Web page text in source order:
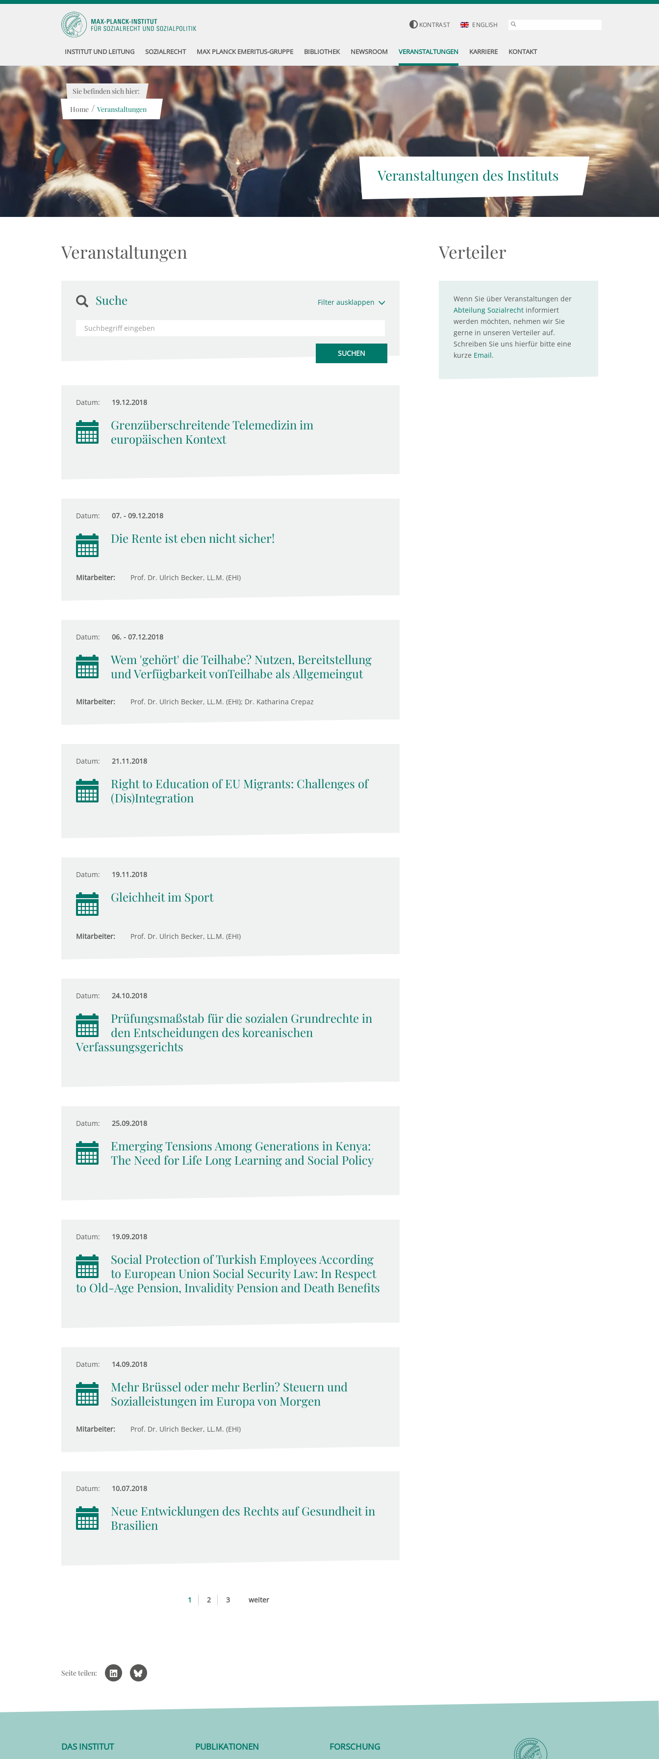
KONTRAST ENGLISH
INSTITUT UND LEITUNG SOZIALRECHT MAX PLANCK EMERITUS-GRUPPE BIBLIOTHEK NEWSROOM VERANSTALTUNGEN KARRIERE KONTAKT
Veranstaltungen des Instituts
Sie befinden sich hier:
Home / Veranstaltungen
Veranstaltungen
Suche Filter ausklappen
Datum: 19.12.2018
Grenzüberschreitende Telemedizin im
europäischen Kontext
Datum: 07. - 09.12.2018
Die Rente ist eben nicht sicher!
Mitarbeiter: Prof. Dr. Ulrich Becker, LL.M. (EHI)
Datum: 06. - 07.12.2018
Wem 'gehört' die Teilhabe? Nutzen, Bereitstellung
und Verfügbarkeit vonTeilhabe als Allgemeingut
Mitarbeiter: Prof. Dr. Ulrich Becker, LL.M. (EHI); Dr. Katharina Crepaz
Datum: 21.11.2018
Right to Education of EU Migrants: Challenges of
(Dis)Integration
Datum: 19.11.2018
Gleichheit im Sport
Mitarbeiter: Prof. Dr. Ulrich Becker, LL.M. (EHI)
Datum: 24.10.2018
Prüfungsmaßstab für die sozialen Grundrechte in
den Entscheidungen des koreanischen
Verfassungsgerichts
Datum: 25.09.2018
Emerging Tensions Among Generations in Kenya:
The Need for Life Long Learning and Social Policy
Datum: 19.09.2018
Social Protection of Turkish Employees According
to European Union Social Security Law: In Respect
to Old-Age Pension, Invalidity Pension and Death Benefits
Datum: 14.09.2018
Mehr Brüssel oder mehr Berlin? Steuern und
Sozialleistungen im Europa von Morgen
Mitarbeiter: Prof. Dr. Ulrich Becker, LL.M. (EHI)
Datum: 10.07.2018
Neue Entwicklungen des Rechts auf Gesundheit in
Brasilien
1 2 3 weiter
Verteiler
Wenn Sie über Veranstaltungen der
Abteilung Sozialrechtinformiert
werden möchten, nehmen wir Sie
gerne in unseren Verteiler auf.
Schreiben Sie uns hierfür bitte eine
kurze Email.
Seite teilen:
DAS INSTITUT PUBLIKATIONEN FORSCHUNG